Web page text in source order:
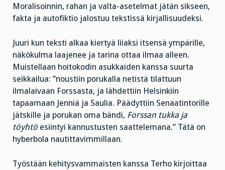
Moralisoinnin, rahan ja valta-asetelmat jätän sikseen,
fakta ja autofiktio jalostuu tekstissä kirjallisuudeksi.
Juuri kun teksti alkaa kiertyä liiaksi itsensä ympärille,
näkökulma laajenee ja tarina ottaa ilmaa alleen.
Muistellaan hoitokodin asukkaiden kanssa suurta
seikkailua: ”noustiin porukalla netistä tilattuun
ilmalaivaan Forssasta, ja lähdettiin Helsinkiin
tapaamaan Jenniä ja Saulia. Päädyttiin Senaatintorille
jätskille ja porukan oma bändi, Forssan tukka ja
töyhtö esiintyi kannustusten saattelemana.” Tätä on
hyberbola nautittavimmillaan.
Työstään kehitysvammaisten kanssa Terho kirjoittaa